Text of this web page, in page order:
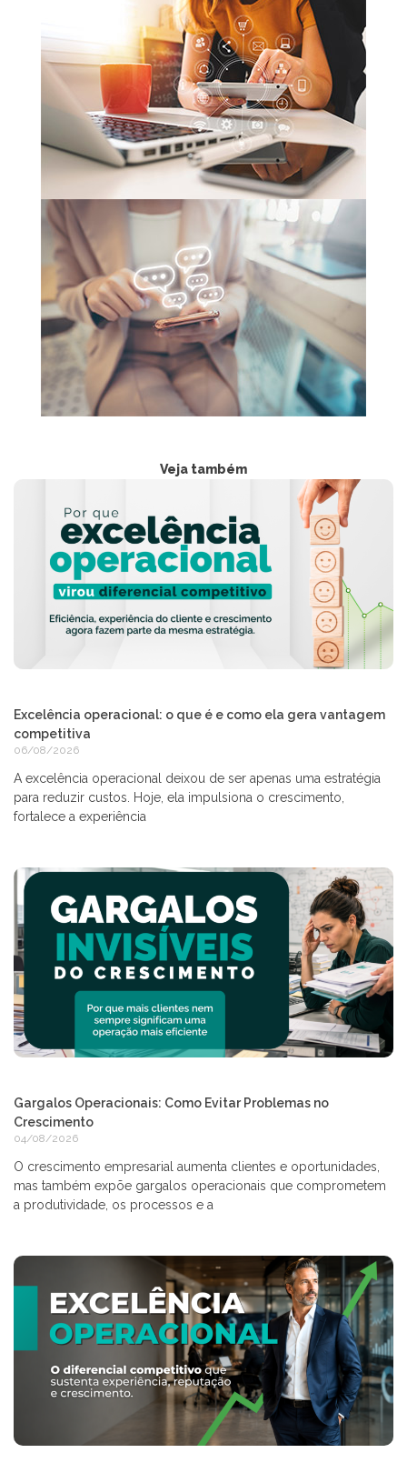
Veja também
Excelência operacional: o que é e como ela gera vantagem
competitiva
06/08/2026
A excelência operacional deixou de ser apenas uma estratégia
para reduzir custos. Hoje, ela impulsiona o crescimento,
fortalece a experiência
Gargalos Operacionais: Como Evitar Problemas no
Crescimento
04/08/2026
O crescimento empresarial aumenta clientes e oportunidades,
mas também expõe gargalos operacionais que comprometem
a produtividade, os processos e a